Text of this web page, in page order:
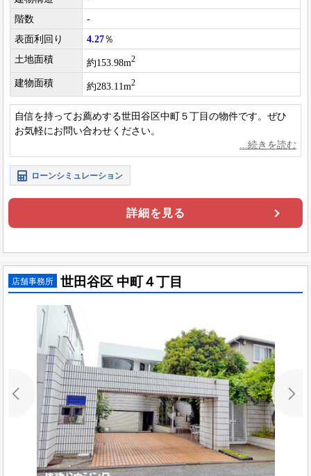
階数
-
表面利回り
4.27％
土地面積
約153.98m2
建物面積 約283.11m2
自信を持ってお薦めする世田谷区中町５丁目の物件です。ぜひ
お気軽にお問い合わせください。
ローンシミュレーション
詳細を見る
店舗事務所 世田谷区 中町４丁目